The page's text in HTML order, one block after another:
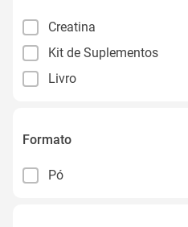
Creatina
Kit de Suplementos
Livro
Formato
Pó